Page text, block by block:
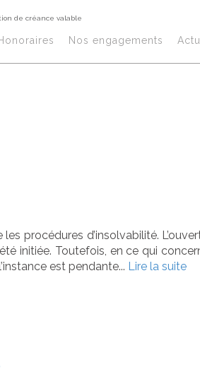
Nos engagements
de créance valable
ne
procédures d’insolvabilité.
initiée. Toutefois, en ce qui
est pendante... Lire la suite